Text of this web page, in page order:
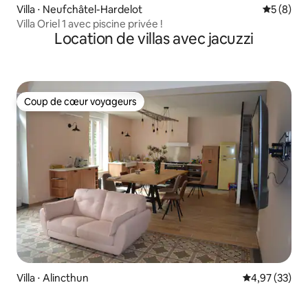
Villa ⋅ Neufchâtel-Hardelot
5 (8)
Villa Oriel 1 avec piscine privée !
Location de villas avec jacuzzi
Coup de cœur voyageurs
Coup de cœur voyageurs
Villa ⋅ Alincthun Évaluation
4,97 (33)